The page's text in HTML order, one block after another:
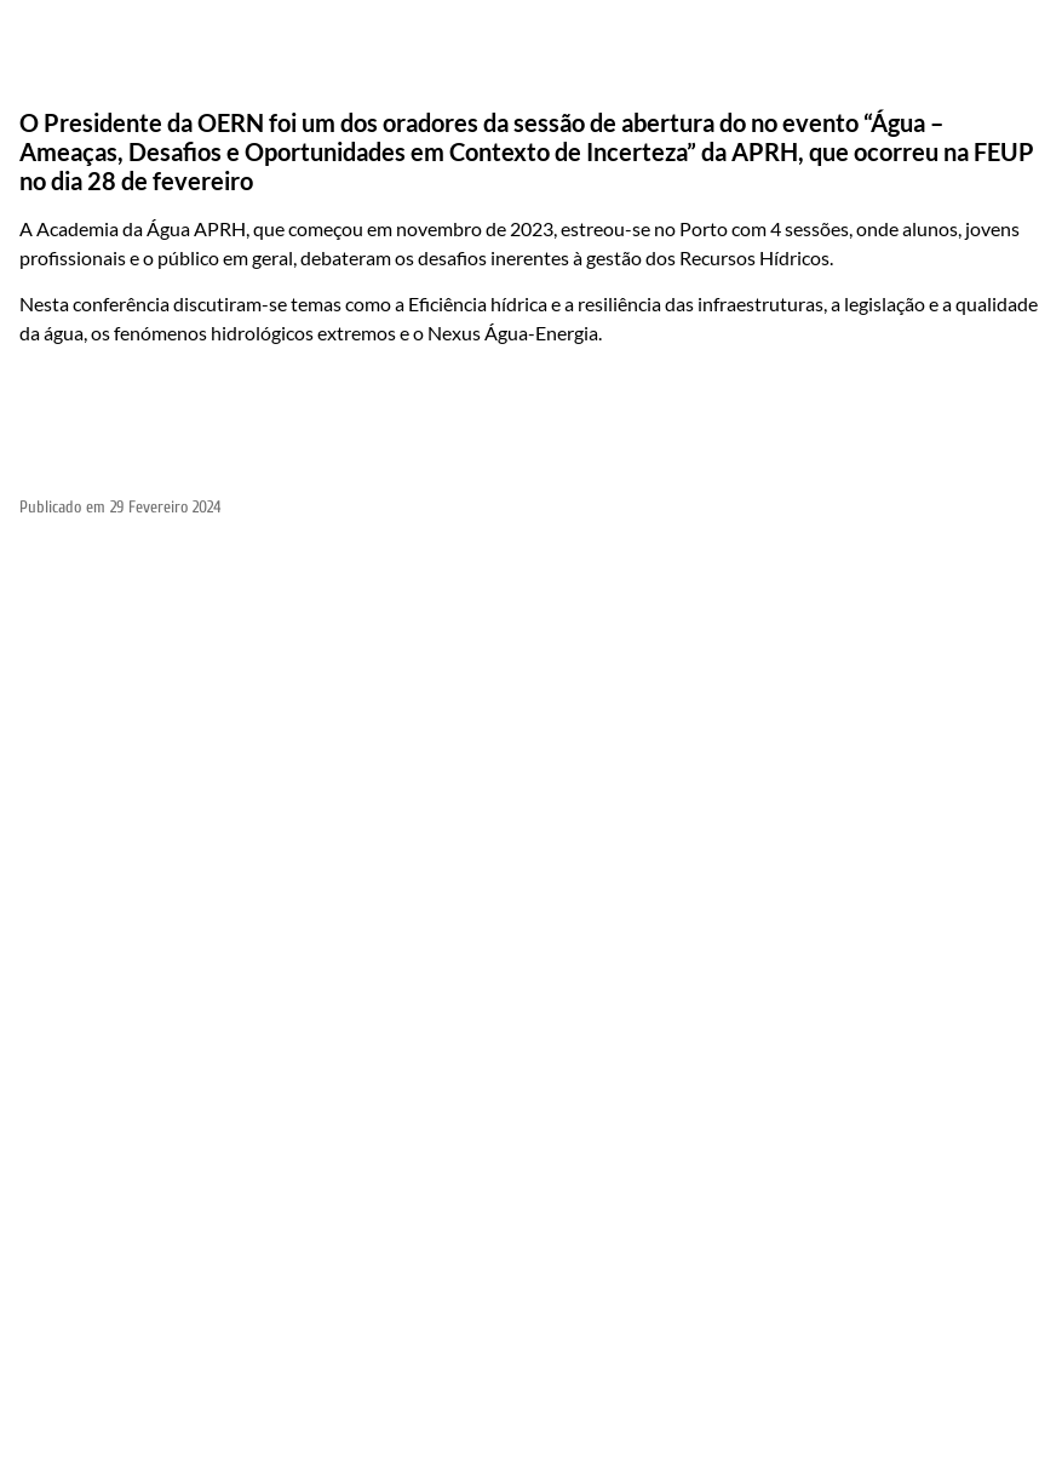
O Presidente da OERN foi um dos oradores da sessão de abertura do no evento “Água –
Ameaças, Desafios e Oportunidades em Contexto de Incerteza” da APRH, que ocorreu na FEUP
no dia 28 de fevereiro
A Academia da Água APRH, que começou em novembro de 2023, estreou-se no Porto com 4 sessões, onde alunos, jovens
profissionais e o público em geral, debateram os desafios inerentes à gestão dos Recursos Hídricos.
Nesta conferência discutiram-se temas como a Eficiência hídrica e a resiliência das infraestruturas, a legislação e a qualidade
da água, os fenómenos hidrológicos extremos e o Nexus Água-Energia.
Publicado em 29 Fevereiro 2024